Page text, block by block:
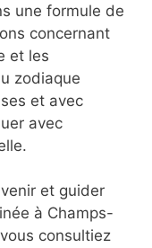
une formule de
concernant
et les
zodiaque
et avec
avec
et guider
à Champs-
consultiez